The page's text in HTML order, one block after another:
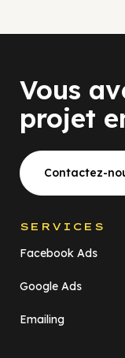
Vous
projet
Contactez-
SERVICES
Facebook Ads
Google Ads
Emailing